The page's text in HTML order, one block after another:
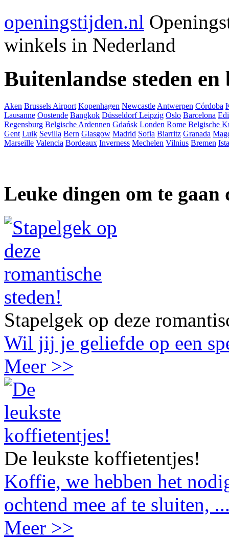
openingstijden.nl
winkels in Nederland
Buitenlandse steden en
Aken Brussels Airport Kopenhagen Newcastle Antwerpen Córdoba
Lausanne Oostende Bangkok DüsseldorfLeipzig Oslo Barcelona
Regensburg Belgische Ardennen Gdańsk Londen Rome Belgische
Gent Luik Sevilla Bern Glasgow Madrid Sofia Biarritz Granada
Marseille Valencia Bordeaux Inverness Mechelen Vilnius Bremen
Leuke dingen om te gaan
Stapelgek op deze
Wil jij je geliefde op een
Meer >>
De leukste koffietentjes!
Koffie, we hebben het
ochtend mee af te sluiten,
Meer >>